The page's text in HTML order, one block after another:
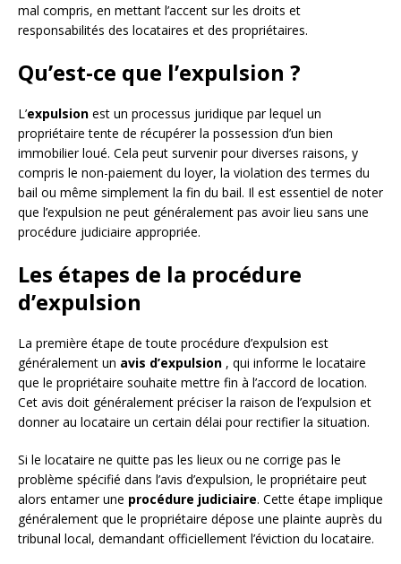
mal compris, en mettant l’accent sur les droits et
responsabilités des locataires et des propriétaires.
Qu’est-ce que l’expulsion ?
L’expulsion est un processus juridique par lequel un
propriétaire tente de récupérer la possession d’un bien
immobilier loué. Cela peut survenir pour diverses raisons, y
compris le non-paiement du loyer, la violation des termes du
bail ou même simplement la fin du bail. Il est essentiel de noter
que l’expulsion ne peut généralement pas avoir lieu sans une
procédure judiciaire appropriée.
Les étapes de la procédure
d’expulsion
La première étape de toute procédure d’expulsion est
généralement un avis d’expulsion , qui informe le locataire
que le propriétaire souhaite mettre fin à l’accord de location.
Cet avis doit généralement préciser la raison de l’expulsion et
donner au locataire un certain délai pour rectifier la situation.
Si le locataire ne quitte pas les lieux ou ne corrige pas le
problème spécifié dans l’avis d’expulsion, le propriétaire peut
alors entamer une procédure judiciaire. Cette étape implique
généralement que le propriétaire dépose une plainte auprès du
tribunal local, demandant officiellement l’éviction du locataire.